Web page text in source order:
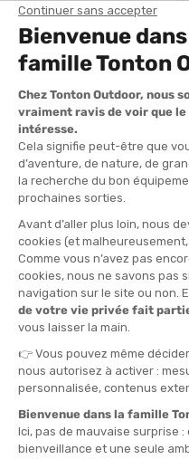
ACADIA MID LTH GTX HOMME
EN STOCK - EXPÉDIÉ EN 24/48H
-35%
189,95 €
122,90 €
PROMO